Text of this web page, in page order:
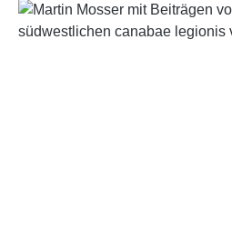
Bildergalerie überspringen